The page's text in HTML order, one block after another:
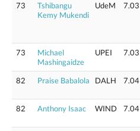
73
Tshibangu
Kemy Mukendi
UdeM 7.03
73
Michael
Mashingaidze
UPEI 7.03
82
Praise Babalola DALH 7.04
82
Anthony Isaac WIND 7.04